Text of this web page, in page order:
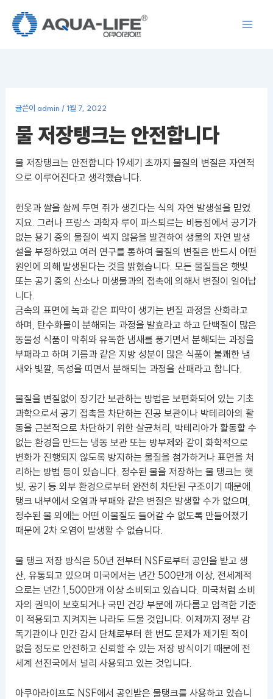
글쓴이 admin /1월 7, 2022
물 저장탱크는 안전합니다
물 저장탱크는 안전합니다 19세기 초까지 물질의 변질은 자연적
으로 이루어진다고 생각했습니다.
헌옷과 쌀을 함께 두면 쥐가 생긴다는 식의 자연 발생설을 믿었
지요. 그러나 프랑스 과학자 루이 파스퇴르는 비등점에서 공기가
없는 용기 중의 물질이 썩지 않음을 발견하여 생물의 자연 발생
설을 부정하였고 여러 연구를 통하여 물질의 변질은 반드시 어떤
원인에 의해 발생된다는 것을 밝혔습니다. 모든 물질들은 햇빛
또는 공기 중의 산소나 미생물과의 접촉에 의해서 변질이 일어납
니다.
금속의 표면에 녹과 같은 피막이 생기는 변질 과정을 산화라고
하며, 탄수화물이 분해되는 과정을 발효라고 하고 단백질이 많은
동물성 식품이 악취와 유독한 냄새를 풍기면서 분해되는 과정을
부패라고 하며 기름과 같은 지방 성분이 많은 식품이 불쾌한 냄
새와 빛깔, 독성을 띠면서 분해되는 과정을 산패라고 합니다.
물질을 변질없이 장기간 보관하는 방법은 보편화되어 있는 기초
과학으로서 공기 접촉을 차단하는 진공 보관이나 박테리아의 활
동을 근본적으로 차단하기 위한 살균처리, 박테리아가 활동할 수
없는 환경을 만드는 냉동 보관 또는 방부제와 같이 화학적으로
변화가 진행되지 않도록 방지하는 물질을 첨가하거나 표면을 처
리하는 방법 등이 있습니다. 정수된 물을 저장하는 물 탱크는 햇
빛, 공기 등 외부 환경으로부터 완전히 차단된 구조이기 때문에
탱크 내부에서 오염과 부패와 같은 변질은 발생할 수가 없으며,
정수된 물 외에는 어떤 이물질도 들어갈 수 없도록 만들어졌기
때문에 2차 오염이 발생할 수 없습니다.
물 탱크 저장 방식은 50년 전부터 NSF로부터 공인을 받고 생
산, 유통되고 있으며 미국에서는 년간 500만개 이상, 전세계적
으로는 년간 1,500만개 이상 소비되고 있습니다. 미국처럼 소비
자의 권익이 보호되거나 국민 건강 부문에 까다롭고 엄격한 기준
이 적용되고 지켜지는 나라도 드물 것입니다. 이제까지 정부 감
독기관이나 민간 감시 단체로부터 한 번도 문제가 제기된 적이
없을 정도로 안전하고 신뢰할 수 있는 저장 방식이기 때문에 전
세계 선진국에서 널리 사용되고 있는 것입니다.
아쿠아라이프도 NSF에서 공인받은 물탱크를 사용하고 있습니